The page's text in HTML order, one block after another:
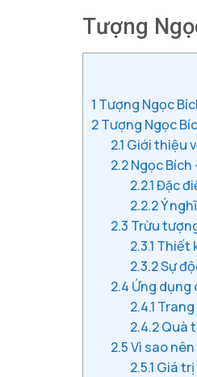
Tượng
1 Tượng Ngọc
2Tượng Ngọc
2.1 Giới thiệu
2.2Ngọc
2.2.1Đặc
2.2.2Ý
2.3 Trừu
2.3.1 Thiết
2.3.2Sự
2.4 Ứng dụng
2.4.1
2.4.2Quà
2.5Vì sao
2.5.1 Giá